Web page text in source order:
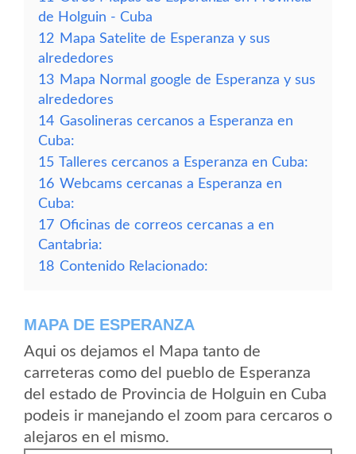
de Holguin - Cuba
12 Mapa Satelite de Esperanza y sus
alrededores
13 Mapa Normal google de Esperanza y sus
alrededores
14 Gasolineras cercanos a Esperanza en
Cuba:
15 Talleres cercanos a Esperanza en Cuba:
16 Webcams cercanas a Esperanza en
Cuba:
17 Oficinas de correos cercanas a en
Cantabria:
18 Contenido Relacionado:
MAPA DE ESPERANZA
Aqui os dejamos el Mapa tanto de
carreteras como del pueblo de Esperanza
del estado de Provincia de Holguin en Cuba
podeis ir manejando el zoom para cercaros o
alejaros en el mismo.